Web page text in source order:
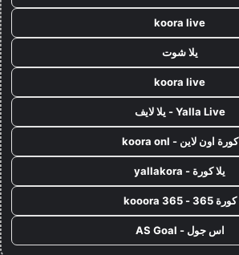
koora live
يلا شوت
koora live
Yalla Live - يلا لايف
كورة اون لاين - koora onl
يلا كورة - yallakora
كورة 365 - kooora 365
اس جول - AS Goal